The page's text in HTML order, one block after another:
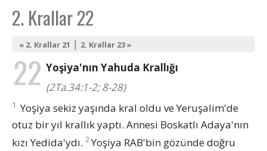
2. Krallar 22
« 2. Krallar 21 | 2. Krallar 23 »
22 Yoşiya'nın Yahuda Krallığı
(2Ta.34:1-2; 8-28)
1 Yoşiya sekiz yaşında kral oldu ve Yeruşalim'de
otuz bir yıl krallık yaptı. Annesi Boskatlı Adaya'nın
kızı Yedida'ydı. 2Yoşiya RAB'bin gözünde doğru